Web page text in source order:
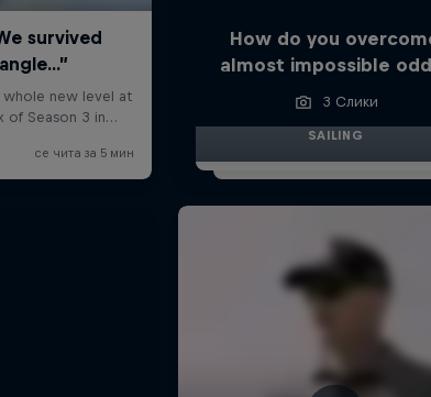
How do you
almost impossible
3 Слики
SAILING